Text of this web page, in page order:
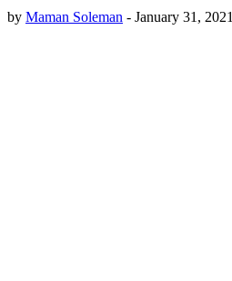
by Maman Soleman - January 31, 2021